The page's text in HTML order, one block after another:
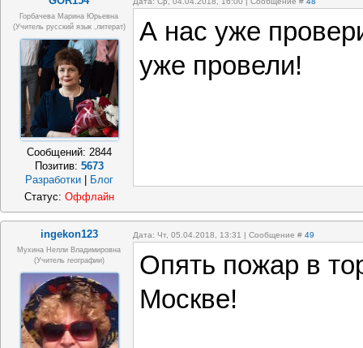
Горбачева Марина Юрьевна
(учитель русский язык ,литерат)
Сообщений: 2844
Позитив: 5673
Разработки
Блог
А нас уже
уже провели!
Статус: Оффлайн
ingekon123 Дата: Чт, 05.04.2018, 13:31 | Сообщение # 49
Мухина Нелли Владимировна
(Учитель географии)
Опять пожар в
Москве!